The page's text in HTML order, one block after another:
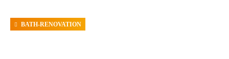
BATH-RENOVATION